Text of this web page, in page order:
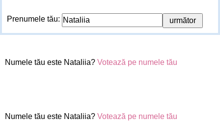
Prenumele tău:
Numele tău este Nataliia? Votează pe numele tău
Numele tău este Nataliia? Votează pe numele tău